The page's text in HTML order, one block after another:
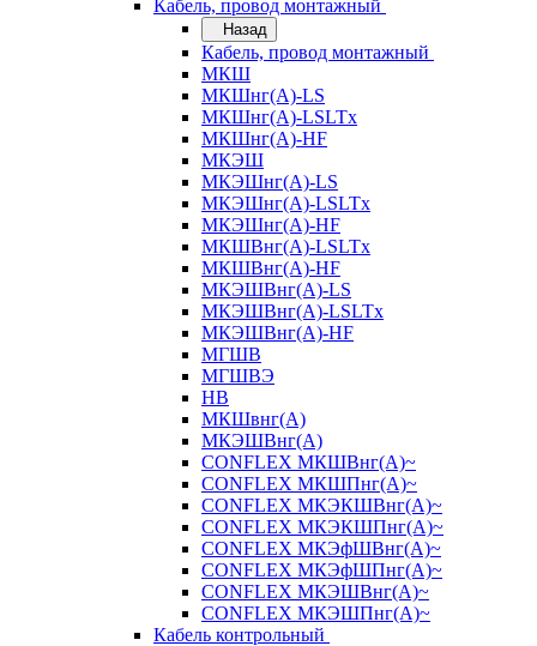
Кабель, провод монтажный
Назад
Кабель, провод монтажный
МКШ
МКШнг(А)-LS
МКШнг(А)-LSLTx
МКШнг(А)-HF
МКЭШ
МКЭШнг(А)-LS
МКЭШнг(А)-LSLTx
МКЭШнг(А)-HF
МКШВнг(A)-LSLTx
МКШВнг(А)-HF
МКЭШВнг(А)-LS
МКЭШВнг(A)-LSLTx
МКЭШВнг(А)-HF
МГШВ
МГШВЭ
НВ
МКШвнг(А)
МКЭШВнг(А)
CONFLEX МКШВнг(А)~
CONFLEX МКШПнг(А)~
CONFLEX МКЭКШВнг(А)~
CONFLEX МКЭКШПнг(А)~
CONFLEX МКЭфШВнг(А)~
CONFLEX МКЭфШПнг(А)~
CONFLEX МКЭШВнг(А)~
CONFLEX МКЭШПнг(А)~
Кабель контрольный